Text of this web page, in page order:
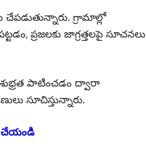
చేపడుతున్నారు. గ్రామాల్లో
ప్రజలకు జాగ్రత్తలపై సూచనలు
పాటించడం ద్వారా
సూచిస్తున్నారు.
చేయండి